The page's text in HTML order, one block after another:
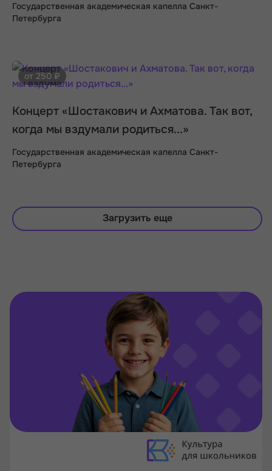
Государственная академическая капелла Санкт-
Петербурга
от 250 ₽
Концерт «Шостакович и Ахматова. Так вот,
когда мы вздумали родиться...»
Государственная академическая капелла Санкт-
Петербурга
Загрузить еще